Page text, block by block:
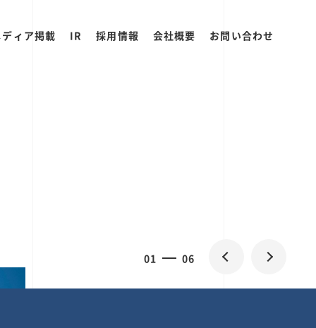
ィア掲載 IR 採用情報 会社概要 お問い合わせ
01 06